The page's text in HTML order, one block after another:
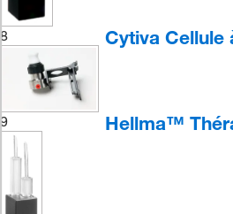
8 Cytiva Cellule
9 Hellma™